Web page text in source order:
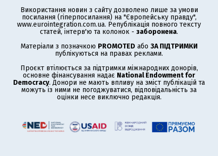
Використання новин з сайту дозволено лише за умови
посилання (гіперпосилання) на "Європейську правду",
www.eurointegration.com.ua. Републікація повного тексту
статей, інтерв'ю та колонок - заборонена.
Матеріали з позначкою PROMOTED або ЗА ПІДТРИМКИ
публікуються на правах реклами.
Проєкт втілюється за підтримки міжнародних донорів,
основне фінансування надає National Endowment for
Democracy. Донори не мають впливу на зміст публікацій та
можуть із ними не погоджуватися, відповідальність за
оцінки несе виключно редакція.